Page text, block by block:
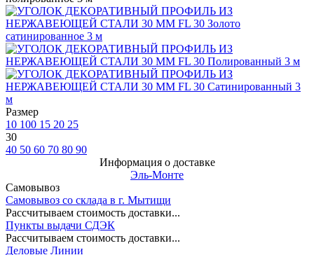
Размер
10 100 15 20 25
30
40 50 60 70 80 90
Информация о доставке
Эль-Монте
Самовывоз
Самовывоз со склада в г. Мытищи
Рассчитываем стоимость доставки...
Пункты выдачи СДЭК
Рассчитываем стоимость доставки...
Деловые Линии